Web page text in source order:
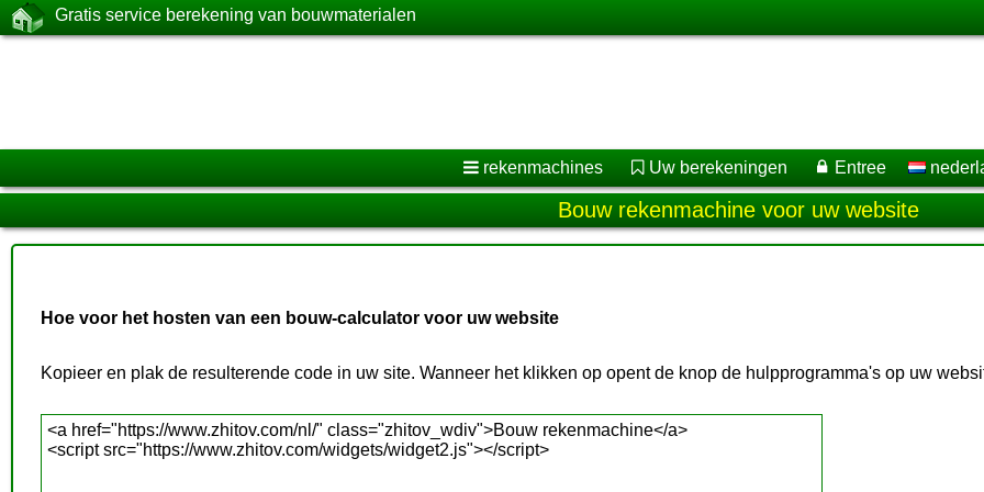
Gratis service berekening van bouwmaterialen
rekenmachines Uw berekeningen Entree
Bouw rekenmachine voor uw website
Hoe voor het hosten van een bouw-calculator voor uw website
Kopieer en plak de resulterende code in uw site. Wanneer het klikken op opent de knop de hulpprogramma's op uw